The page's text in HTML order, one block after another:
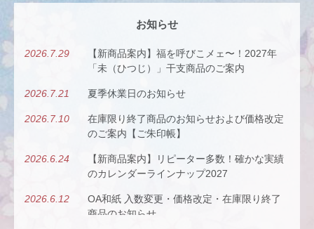
お知らせ
2026.7.29
【新商品案内】福を呼びこメェ〜！2027年
「未（ひつじ）」干支商品のご案内
2026.7.21 夏季休業日のお知らせ
2026.7.10
在庫限り終了商品のお知らせおよび価格改定
のご案内【ご朱印帳】
2026.6.24
【新商品案内】リピーター多数！確かな実績
のカレンダーラインナップ2027
2026.6.12
OA和紙 入数変更・価格改定・在庫限り終了
商品のお知らせ